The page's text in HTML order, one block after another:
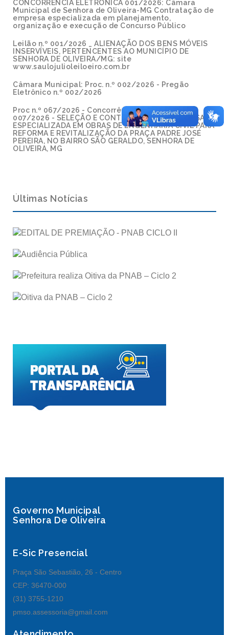
CONCORRÊNCIA ELETRÔNICA 001/2026: Câmara
Municipal de Senhora de Oliveira-MG Contratação de
empresa especializada em planejamento,
organização e execução de Concurso Público
Leilão n.º 001/2026 _ ALIENAÇÃO DOS BENS MÓVEIS
INSERVÍVEIS, PERTENCENTES AO MUNICÍPIO DE
SENHORA DE OLIVEIRA/MG: site
www.saulojulioleiloeiro.com.br
Câmara Municipal: Proc. n.º 002/2026 - Pregão
Eletrônico n.º 002/2026
Proc n.º 067/2026 - Concorrência Eletrônica n.º
007/2026 - SELEÇÃO E CONTRATAÇÃO DE EMPRESA
ESPECIALIZADA EM OBRAS DE ENGENHARIA CIVIL PARA
REFORMA E REVITALIZAÇÃO DA PRAÇA PADRE JOSÉ
PEREIRA, NO BAIRRO SÃO GERALDO, SENHORA DE
OLIVEIRA, MG
Últimas Notícias
Governo Municipal
Senhora De Oliveira
E-Sic Presencial
Praça São Sebastião, 26 - Centro
CEP: 36470-000
(31) 3755-1210
pmso.assessoria@gmail.com